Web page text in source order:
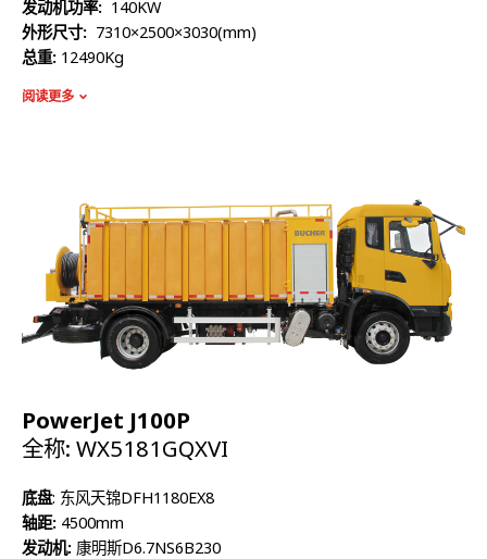
发动机功率: 140KW ​​​​​​​
外形尺寸: 7310×2500×3030(mm) ​​​​​​​
总重: 12490Kg​​​​​​​
整备质量:
阅读更多
PowerJet J100P
全称: WX5181GQXVI
底盘: 东风天锦DFH1180EX8
轴距: 4500mm
发动机: 康明斯D6.7NS6B230